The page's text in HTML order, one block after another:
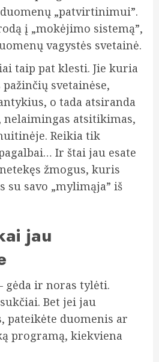
„patvirtinimui”.
į „mokėjimo sistemą”,
vagystės svetainė.
taip pat klesti. Jie kuria
svetainėse,
o tada atsiranda
nelaimingas atsitikimas,
Reikia tik
Ir štai jau esate
žmogus, kuris
su savo „mylimąja” iš
jau
gėda ir noras tylėti.
Bet jei jau
pateikėte duomenis ar
programą, kiekviena